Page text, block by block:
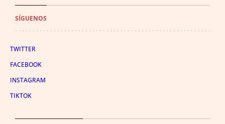
SÍGUENOS
TWITTER
FACEBOOK
INSTAGRAM
TIKTOK